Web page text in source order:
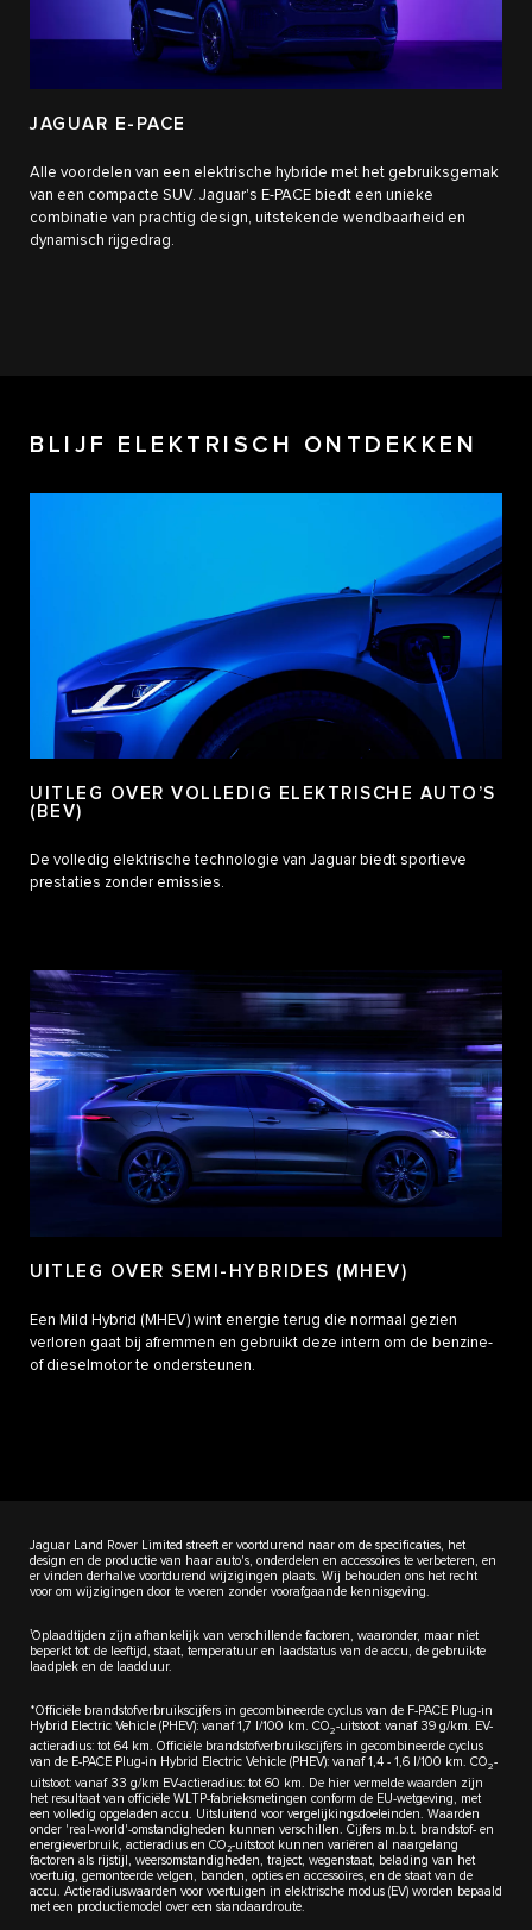
JAGUAR E-PACE
Alle voordelen van een elektrische hybride met het gebruiksgemak
van een compacte SUV. Jaguar's E-PACE biedt een unieke
combinatie van prachtig design, uitstekende wendbaarheid en
dynamisch rijgedrag.
BLIJF ELEKTRISCH ONTDEKKEN
UITLEG OVER VOLLEDIG ELEKTRISCHE AUTO’S
(BEV)
De volledig elektrische technologie van Jaguar biedt sportieve
prestaties zonder emissies.
UITLEG OVER SEMI-HYBRIDES (MHEV)
Een Mild Hybrid (MHEV) wint energie terug die normaal gezien
verloren gaat bij afremmen en gebruikt deze intern om de benzine-
of dieselmotor te ondersteunen.
Jaguar Land Rover Limited streeft er voortdurend naar om de specificaties, het
design en de productie van haar auto's, onderdelen en accessoires te verbeteren, en
er vinden derhalve voortdurend wijzigingen plaats. Wij behouden ons het recht
voor om wijzigingen door te voeren zonder voorafgaande kennisgeving.
1Oplaadtijden zijn afhankelijk van verschillende factoren, waaronder, maar niet
beperkt tot: de leeftijd, staat, temperatuur en laadstatus van de accu, de gebruikte
laadplek en de laadduur.
*Officiële brandstofverbruikscijfers in gecombineerde cyclus van de F-PACE Plug-in
Hybrid Electric Vehicle (PHEV): vanaf 1,7 l/100 km. CO2-uitstoot: vanaf 39 g/km. EV-
actieradius: tot 64 km. Officiële brandstofverbruikscijfers in gecombineerde cyclus
van de E-PACE Plug-in Hybrid Electric Vehicle (PHEV): vanaf 1,4 - 1,6 l/100 km. CO2-
uitstoot: vanaf 33 g/km EV-actieradius: tot 60 km. De hier vermelde waarden zijn
het resultaat van officiële WLTP-fabrieksmetingen conform de EU-wetgeving, met
een volledig opgeladen accu. Uitsluitend voor vergelijkingsdoeleinden. Waarden
onder 'real-world'-omstandigheden kunnen verschillen. Cijfers m.b.t. brandstof- en
energieverbruik, actieradius en CO₂-uitstoot kunnen variëren al naargelang
factoren als rijstijl, weersomstandigheden, traject, wegenstaat, belading van het
voertuig, gemonteerde velgen, banden, opties en accessoires, en de staat van de
accu. Actieradiuswaarden voor voertuigen in elektrische modus (EV) worden bepaald
met een productiemodel over een standaardroute. ​